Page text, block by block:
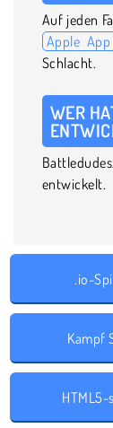
Auf jeden
Apple
Schlacht.
WER
entwickelt.
.io-
Kampf
HTML5-